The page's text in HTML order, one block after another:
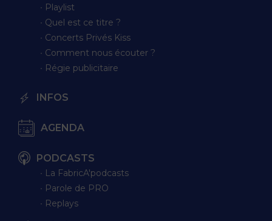
∙ Playlist
∙ Quel est ce titre ?
∙ Concerts Privés Kiss
∙ Comment nous écouter ?
∙ Régie publicitaire
INFOS
AGENDA
PODCASTS
∙ La FabricA'podcasts
∙ Parole de PRO
∙ Replays